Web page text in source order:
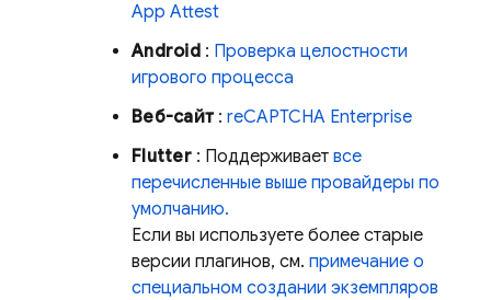
App Attest
Android: Проверка целостности
игрового процесса
Веб-сайт: reCAPTCHA Enterprise
Flutter: Поддерживает все
перечисленные выше провайдеры по
умолчанию.
Если вы используете более старые
версии плагинов, см. примечание о
специальном создании экземпляров